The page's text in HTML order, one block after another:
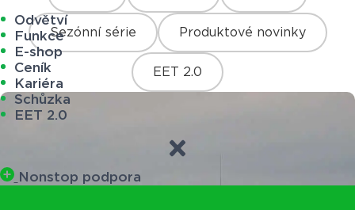
Odvětví
Funkce
E-shop
Ceník
Kariéra
Schůzka
EET 2.0
Nonstop podpora
Sezónní série Produktové novinky
EET 2.0